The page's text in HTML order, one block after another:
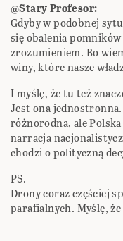
@Stary Profesor:
Gdyby w podobnej
się obalenia pomników
zrozumieniem. Bo
winy, które nasze
I myślę, że tu też
Jest ona
różnorodna, ale Polska
narracja
chodzi o polityczną
PS.
Drony coraz częściej
parafialnych. Myślę,